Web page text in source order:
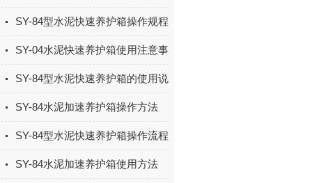
SY-84型水泥快速养护箱操作规程
SY-04水泥快速养护箱使用注意事项及故障排除
SY-84型水泥快速养护箱的使用说明书
SY-84水泥加速养护箱操作方法
SY-84型水泥快速养护箱操作流程
SY-84水泥加速养护箱使用方法